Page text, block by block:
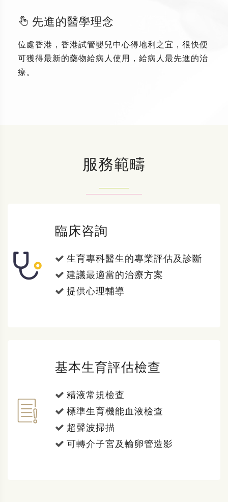
先進的醫學理念
位處香港，香港試管嬰兒中心得地利之宜，很快便
可獲得最新的藥物給病人使用，給病人最先進的治
療。
服務範疇
臨床咨詢
生育專科醫生的專業評估及診斷
建議最適當的治療方案
提供心理輔導
基本生育評估檢查
精液常規檢查
標準生育機能血液檢查
超聲波掃描
可轉介子宮及輸卵管造影